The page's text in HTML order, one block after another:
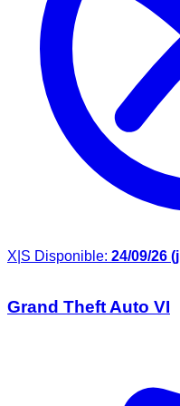
X|S Disponible: 24/09/26
Grand Theft Auto VI